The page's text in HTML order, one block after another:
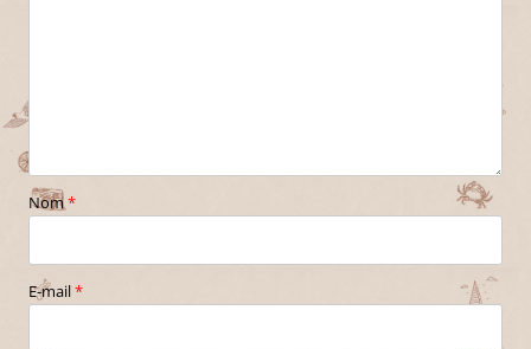
Nom*
E-mail*